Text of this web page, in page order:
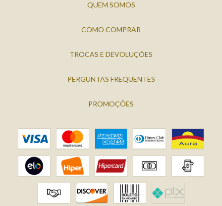
QUEM SOMOS
COMO COMPRAR
TROCAS E DEVOLUÇÕES
PERGUNTAS FREQUENTES
PROMOÇÕES